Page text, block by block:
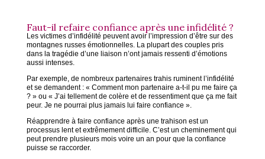
Faut-il refaire confiance après une infidélité ?
Les victimes d’infidélité peuvent avoir l’impression d’être sur des
montagnes russes émotionnelles. La plupart des couples pris
dans la tragédie d’une liaison n’ont jamais ressenti d’émotions
aussi intenses.
Par exemple, de nombreux partenaires trahis ruminent l’infidélité
et se demandent : « Comment mon partenaire a-t-il pu me faire ça
? » ou « J’ai tellement de colère et de ressentiment que ça me fait
peur. Je ne pourrai plus jamais lui faire confiance ».
Réapprendre à faire confiance après une trahison est un
processus lent et extrêmement difficile. C’est un cheminement qui
peut prendre plusieurs mois voire un an pour que la confiance
puisse se raccorder.